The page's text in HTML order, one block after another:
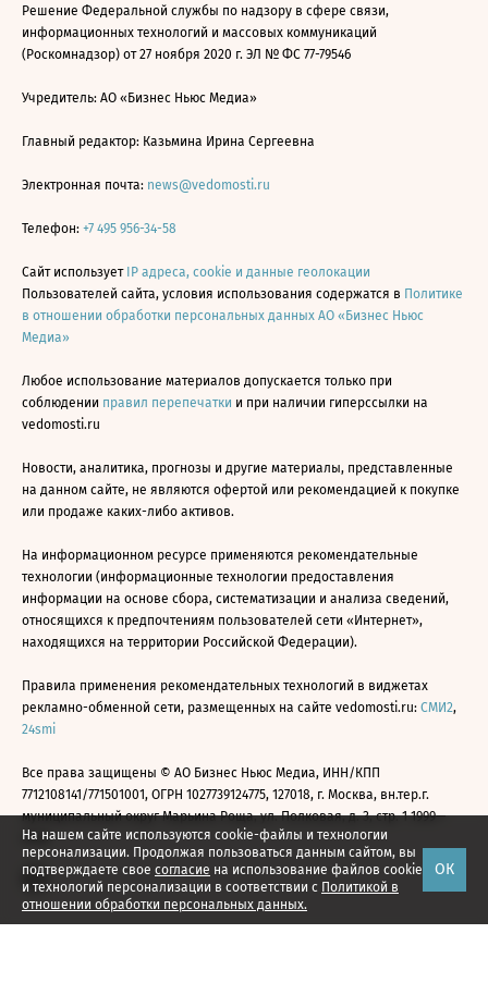
На нашем сайте используются cookie-файлы и технологии
персонализации. Продолжая пользоваться данным сайтом, вы
подтверждаете свое согласие на использование файлов cookie
и технологий персонализации в соответствии с Политикой в
отношении обработки персональных данных.
ОК
Решение Федеральной службы по надзору в сфере связи,
информационных технологий и массовых коммуникаций
(Роскомнадзор) от 27 ноября 2020 г. ЭЛ № ФС 77-79546
Учредитель: АО «Бизнес Ньюс Медиа»
Главный редактор: Казьмина Ирина Сергеевна
Электронная почта: news@vedomosti.ru
Телефон: +7 495 956-34-58
Сайт использует IP адреса, cookie и данные геолокации
Пользователей сайта, условия использования содержатся в Политике
в отношении обработки персональных данных АО «Бизнес Ньюс
Медиа»
Любое использование материалов допускается только при
соблюдении правил перепечатки и при наличии гиперссылки на
vedomosti.ru
Новости, аналитика, прогнозы и другие материалы, представленные
на данном сайте, не являются офертой или рекомендацией к покупке
или продаже каких-либо активов.
На информационном ресурсе применяются рекомендательные
технологии (информационные технологии предоставления
информации на основе сбора, систематизации и анализа сведений,
относящихся к предпочтениям пользователей сети «Интернет»,
находящихся на территории Российской Федерации).
Правила применения рекомендательных технологий в виджетах
рекламно-обменной сети, размещенных на сайте vedomosti.ru: СМИ2,
24smi
Все права защищены © АО Бизнес Ньюс Медиа, ИНН/КПП
7712108141/771501001, ОГРН 1027739124775, 127018, г. Москва, вн.тер.г.
муниципальный округ Марьина Роща, ул. Полковая, д. 3, стр. 1 1999—
2026